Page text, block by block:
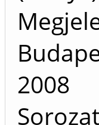
2008